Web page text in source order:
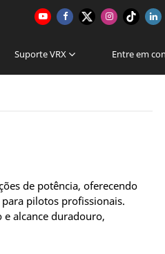
Suporte VRX Entre em
de potência, oferecendo
para pilotos profissionais.
alcance duradouro,